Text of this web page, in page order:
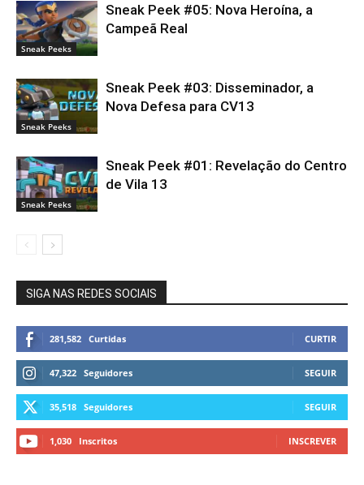
Sneak Peeks
Sneak Peek #05: Nova Heroína, a
Campeã Real
Sneak Peeks
Sneak Peek #03: Disseminador, a
Nova Defesa para CV13
Sneak Peeks
Sneak Peek #01: Revelação do Centro
de Vila 13
SIGA NAS REDES SOCIAIS
281,582 Curtidas CURTIR
47,322 Seguidores SEGUIR
35,518 Seguidores SEGUIR
1,030 Inscritos INSCREVER